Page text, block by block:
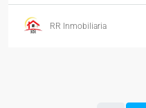
RR Inmobiliaria